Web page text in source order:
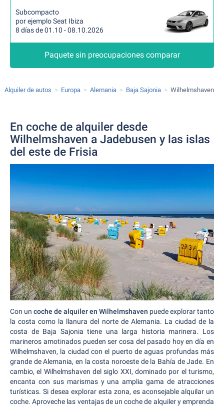
Subcompacto
por ejemplo Seat Ibiza
8 días de 01.10 - 08.10.2026
Paquete sin preocupaciones comparar
Alquiler de autos Europa Alemania Baja Sajonia Wilhelmshaven
En coche de alquiler desde
Wilhelmshaven a Jadebusen y las islas
del este de Frisia
Con un coche de alquiler en Wilhelmshaven puede explorar tanto
la costa como la llanura del norte de Alemania. La ciudad de la
costa de Baja Sajonia tiene una larga historia marinera. Los
marineros amotinados pueden ser cosa del pasado hoy en día en
Wilhelmshaven, la ciudad con el puerto de aguas profundas más
grande de Alemania, en la costa noroeste de la Bahía de Jade. En
cambio, el Wilhelmshaven del siglo XXI, dominado por el turismo,
encanta con sus marismas y una amplia gama de atracciones
turísticas. Si desea explorar esta zona, es aconsejable alquilar un
coche. Aproveche las ventajas de un coche de alquiler y emprenda